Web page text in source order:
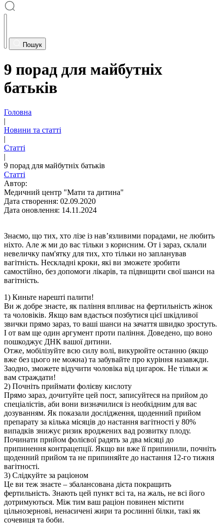
Пошук
9 порад для майбутніх
батьків
Головна
|
Новини та статті
|
Статті
|
9 порад для майбутніх батьків
Статті
Автор:
Медичний центр "Мати та дитина"
Дата створення: 02.09.2020
Дата оновлення: 14.11.2024
Знаємо, що тих, хто лізе із нав’язливими порадами, не любить
ніхто. Але ж ми до вас тільки з корисним. От і зараз, склали
невеличку пам'ятку для тих, хто тільки но запланував
вагітність. Нескладні кроки, які ви зможете зробити
самостійно, без допомоги лікарів, та підвищити свої шанси на
вагітність.
1) Киньте нарешті палити!
Ви ж добре знаєте, як паління впливає на фертильність жінок
та чоловіків. Якщо вам вдасться позбутися цієї шкідливої
звички прямо зараз, то ваші шанси на зачаття швидко зростуть.
І от вам ще один аргумент проти паління. Доведено, що воно
пошкоджує ДНК вашої дитини.
Отже, мобілізуйте всю силу волі, викурюйте останню (якщо
вже без цього не можна) та забувайте про куріння назавжди.
Заодно, зможете відучити чоловіка від цигарок. Не тільки ж
вам страждати!
2) Почніть приймати фолієву кислоту
Прямо зараз, дочитуйте цей пост, записуйтеся на прийом до
спеціалістів, аби вони визначилися із необхідним для вас
дозуванням. Як показали дослідження, щоденний прийом
препарату за кілька місяців до настання вагітності у 80%
випадків знижує ризик вроджених вад розвитку плоду.
Починати прийом фолієвої радять за два місяці до
припинення контрацепції. Якщо ви вже її припинили, почніть
щоденний прийом та не припиняйте до настання 12-го тижня
вагітності.
3) Слідкуйте за раціоном
Це ви теж знаєте – збалансована дієта покращить
фертильність. Знають цей пункт всі та, на жаль, не всі його
дотримуються. Між тим ваш раціон повинен містити
цільнозернові, ненасичені жири та рослинні білки, такі як
сочевиця та боби.